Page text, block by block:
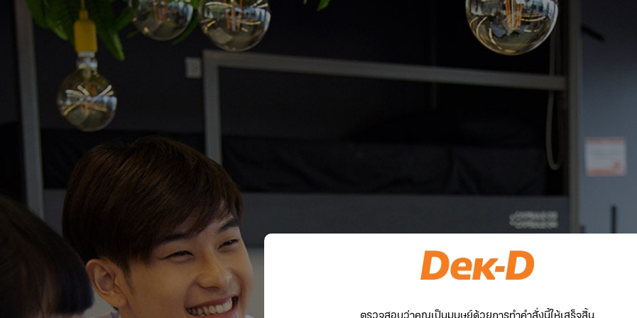
ตรวจสอบว่าคุณเป็นมนุษย์ด้วยการทำคำสั่งนี้ให้เสร็จสิ้น